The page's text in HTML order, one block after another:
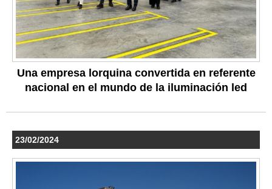
Una empresa lorquina convertida en referente
nacional en el mundo de la iluminación led
23/02/2024